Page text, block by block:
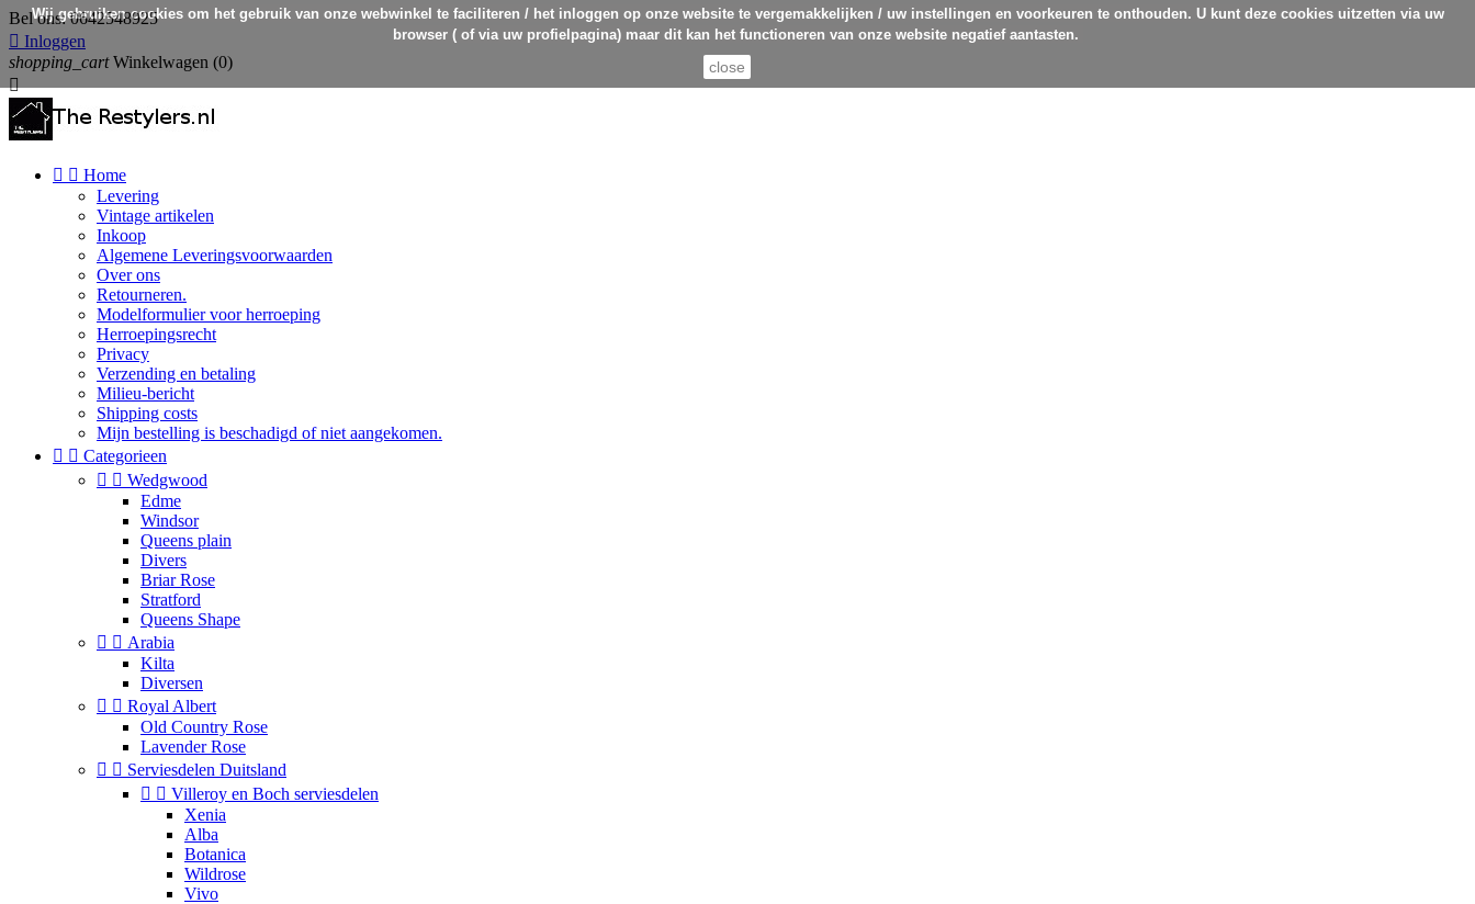
Bel ons:0642548925
 Inloggen
shopping_cart Winkelwagen (0)

  Home
Levering
Vintage artikelen
Inkoop
Algemene Leveringsvoorwaarden
Over ons
Retourneren.
Modelformulier voor herroeping
Herroepingsrecht
Privacy
Verzending en betaling
Milieu-bericht
Shipping costs
Mijn bestelling is beschadigd of niet aangekomen.
  Categorieen
  Wedgwood
Edme
Windsor
Queens plain
Divers
Briar Rose
Stratford
Queens Shape
  Arabia
Kilta
Diversen
  Royal Albert
Old Country Rose
Lavender Rose
  Serviesdelen Duitsland
  Villeroy en Boch serviesdelen
Xenia
Alba
Botanica
Wildrose
Vivo
Wij gebruiken cookies om het gebruik van onze webwinkel te faciliteren / het inloggen op onze website te vergemakkelijken / uw instellingen en voorkeuren te onthouden. U kunt deze cookies uitzetten via uw
browser ( of via uw profielpagina) maar dit kan het functioneren van onze website negatief aantasten.
close